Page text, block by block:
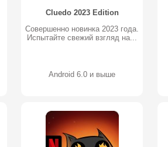
Cluedo 2023 Edition
Совершенно новинка 2023 года.
Испытайте свежий взгляд на...
Android 6.0 и выше